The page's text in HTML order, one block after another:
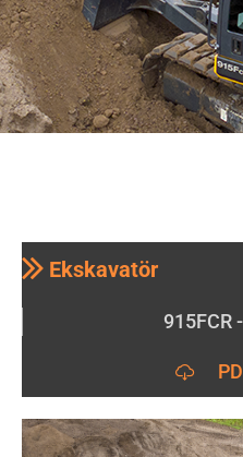
Ekskavatör
915FCR